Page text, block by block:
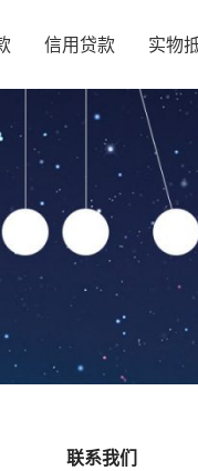
信用贷款 实物
联系我们